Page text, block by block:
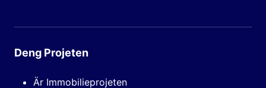
Deng Projeten
Är Immobilieprojeten